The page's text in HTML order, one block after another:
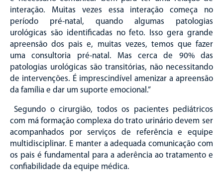
interação. Muitas vezes essa interação começa no
período pré-natal, quando algumas patologias
urológicas são identificadas no feto. Isso gera grande
apreensão dos pais e, muitas vezes, temos que fazer
uma consultoria pré-natal. Mas cerca de 90% das
patologias urológicas são transitórias, não necessitando
de intervenções. É imprescindível amenizar a apreensão
da família e dar um suporte emocional.”
Segundo o cirurgião, todos os pacientes pediátricos
com má formação complexa do trato urinário devem ser
acompanhados por serviços de referência e equipe
multidisciplinar. E manter a adequada comunicação com
os pais é fundamental para a aderência ao tratamento e
confiabilidade da equipe médica.